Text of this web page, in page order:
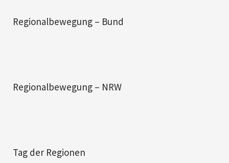
Regionalbewegung – Bund
Regionalbewegung – NRW
Tag der Regionen